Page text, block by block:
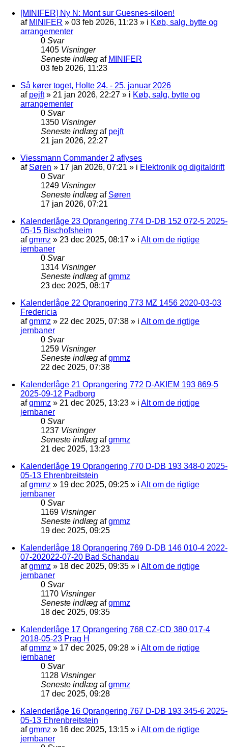
[MINIFER] Ny N: Mont sur Guesnes-siloen!
af MINIFER » 03 feb 2026, 11:23 » i Køb, salg, bytte og
arrangementer
0 Svar
1405 Visninger
Seneste indlæg af MINIFER
03 feb 2026, 11:23
Så kører toget, Holte 24. - 25. januar 2026
af pejft» 21 jan 2026, 22:27 » i Køb, salg, bytte og
arrangementer
0 Svar
1350 Visninger
Seneste indlæg af pejft
21 jan 2026, 22:27
Viessmann Commander 2 aflyses
af Søren » 17 jan 2026, 07:21 » i Elektronik og digitaldrift
0 Svar
1249 Visninger
Seneste indlæg af Søren
17 jan 2026, 07:21
Kalenderlåge 23 Oprangering 774 D-DB 152 072-5 2025-
05-15 Bischofsheim
afgmmz » 23 dec 2025, 08:17 » i Alt om de rigtige
jernbaner
0 Svar
1314 Visninger
Seneste indlæg afgmmz
23 dec 2025, 08:17
Kalenderlåge 22 Oprangering 773 MZ 1456 2020-03-03
Fredericia
afgmmz » 22 dec 2025, 07:38 » i Alt om de rigtige
jernbaner
0 Svar
1259 Visninger
Seneste indlæg afgmmz
22 dec 2025, 07:38
Kalenderlåge 21 Oprangering 772 D-AKIEM 193 869-5
2025-09-12 Padborg
afgmmz » 21 dec 2025, 13:23 » i Alt om de rigtige
jernbaner
0 Svar
1237 Visninger
Seneste indlæg afgmmz
21 dec 2025, 13:23
Kalenderlåge 19 Oprangering 770 D-DB 193 348-0 2025-
05-13 Ehrenbreitstein
afgmmz » 19 dec 2025, 09:25 » i Alt om de rigtige
jernbaner
0 Svar
1169 Visninger
Seneste indlæg afgmmz
19 dec 2025, 09:25
Kalenderlåge 18 Oprangering 769 D-DB 146 010-4 2022-
07-202022-07-20 Bad Schandau
afgmmz » 18 dec 2025, 09:35 » i Alt om de rigtige
jernbaner
0 Svar
1170 Visninger
Seneste indlæg afgmmz
18 dec 2025, 09:35
Kalenderlåge 17 Oprangering 768 CZ-CD 380 017-4
2018-05-23 Prag H
afgmmz » 17 dec 2025, 09:28 » i Alt om de rigtige
jernbaner
0 Svar
1128 Visninger
Seneste indlæg afgmmz
17 dec 2025, 09:28
Kalenderlåge 16 Oprangering 767 D-DB 193 345-6 2025-
05-13 Ehrenbreitstein
afgmmz » 16 dec 2025, 13:15 » i Alt om de rigtige
jernbaner